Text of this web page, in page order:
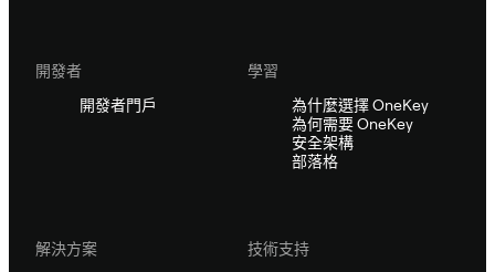
開發者
開發者門戶
學習
為什麼選擇 OneKey
為何需要 OneKey
安全架構
部落格
解決方案
技術支持